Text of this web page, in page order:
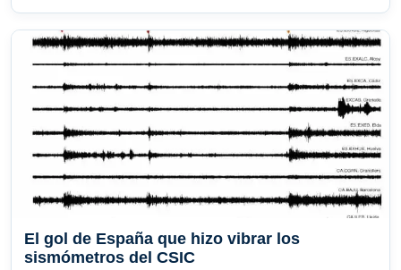
El gol de España que hizo vibrar los
sismómetros del CSIC